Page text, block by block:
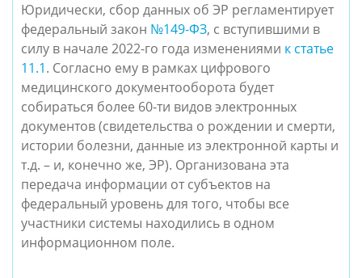
Юридически, сбор данных об ЭР регламентирует
федеральный закон №149-ФЗ, с вступившими в
силу в начале 2022-го года изменениями к статье
11.1. Согласно ему в рамках цифрового
медицинского документооборота будет
собираться более 60-ти видов электронных
документов (свидетельства о рождении и смерти,
истории болезни, данные из электронной карты и
т.д. – и, конечно же, ЭР). Организована эта
передача информации от субъектов на
федеральный уровень для того, чтобы все
участники системы находились в одном
информационном поле.